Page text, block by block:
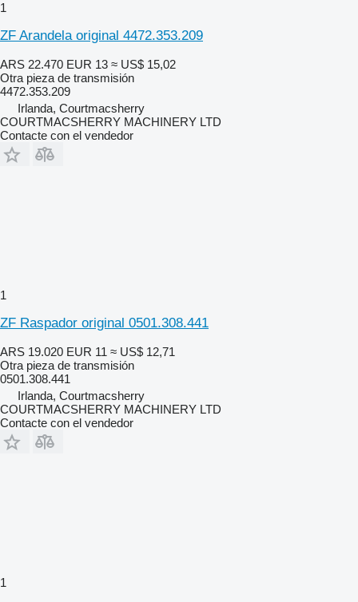
1
ZF Arandela original 4472.353.209
ARS 22.470 EUR 13 ≈ US$ 15,02
Otra pieza de transmisión
4472.353.209
Irlanda, Courtmacsherry
COURTMACSHERRY MACHINERY LTD
Contacte con el vendedor
1
ZF Raspador original 0501.308.441
ARS 19.020 EUR 11 ≈ US$ 12,71
Otra pieza de transmisión
0501.308.441
Irlanda, Courtmacsherry
COURTMACSHERRY MACHINERY LTD
Contacte con el vendedor
1